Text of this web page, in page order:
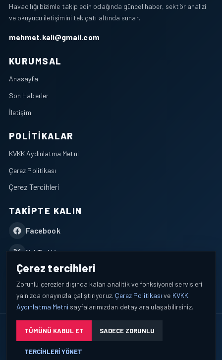
Havacılığı bizimle takip edin odağında güncel haber, sektör analizi
ve okuyucu iletişimini tek çatı altında sunar.
mehmet.kali@gmail.com
KURUMSAL
Anasayfa
Son Haberler
İletişim
POLITIKALAR
KVKK Aydınlatma Metni
Çerez Politikası
Çerez Tercihleri
TAKIPTE KALIN
Facebook
X / Twitter
YouTube
WhatsApp
© 2026 AEROPORTIST I Havacılık Veri ve Analiz Platformu. Tüm
Okuyucu verileri yalnızca açık bilgilendirme ve tercih yönetimi
Çerez tercihleri
Zorunlu çerezler dışında kalan analitik ve fonksiyonel servisleri
yalnızca onayınızla çalıştırıyoruz. Çerez Politikası ve KVKK
Aydınlatma Metni sayfalarımızdan detaylara ulaşabilirsiniz.
TÜMÜNÜ KABUL ET SADECE ZORUNLU
TERCIHLERI YÖNET